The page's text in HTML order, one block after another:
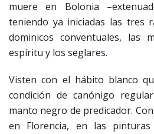
muere en Bolonia
teniendo ya iniciadas las tres
dominicos conventuales, las
espíritu y los seglares.
Visten con el hábito blanco
condición de canónigo
manto negro de predicador.
en Florencia, en las